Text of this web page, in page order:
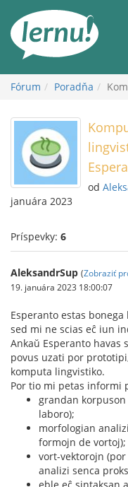
obsah
Fórum Poradňa
od
januára 2023
Príspevky: 6
AleksandrSup (Zobraziť
19. januára 2023 18:00:07
Esperanto estas
sed mi ne scias eĉ iun
Ankaŭ Esperanto havas
povus uzati por
komputa lingvistiko.
Por tio mi petas informi
grandan
laboro);
morfologian
formojn de vortoj);
vort-vektorojn
analizi senca